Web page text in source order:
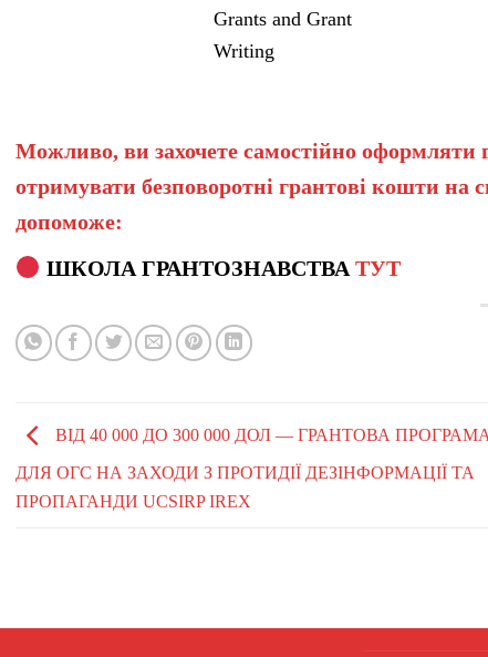
Grants and Grant
Writing
Можливо, ви захочете самостійно оформляти
отримувати безповоротні грантові кошти
допоможе:
ШКОЛА ГРАНТОЗНАВСТВА ТУТ
ВІД 40 000 ДО 300 000 ДОЛ — ГРАНТОВА ПРОГРАМА
ДЛЯ ОГС НА ЗАХОДИ З ПРОТИДІЇ ДЕЗІНФОРМАЦІЇ ТА
ПРОПАГАНДИ UCSIRP IREX